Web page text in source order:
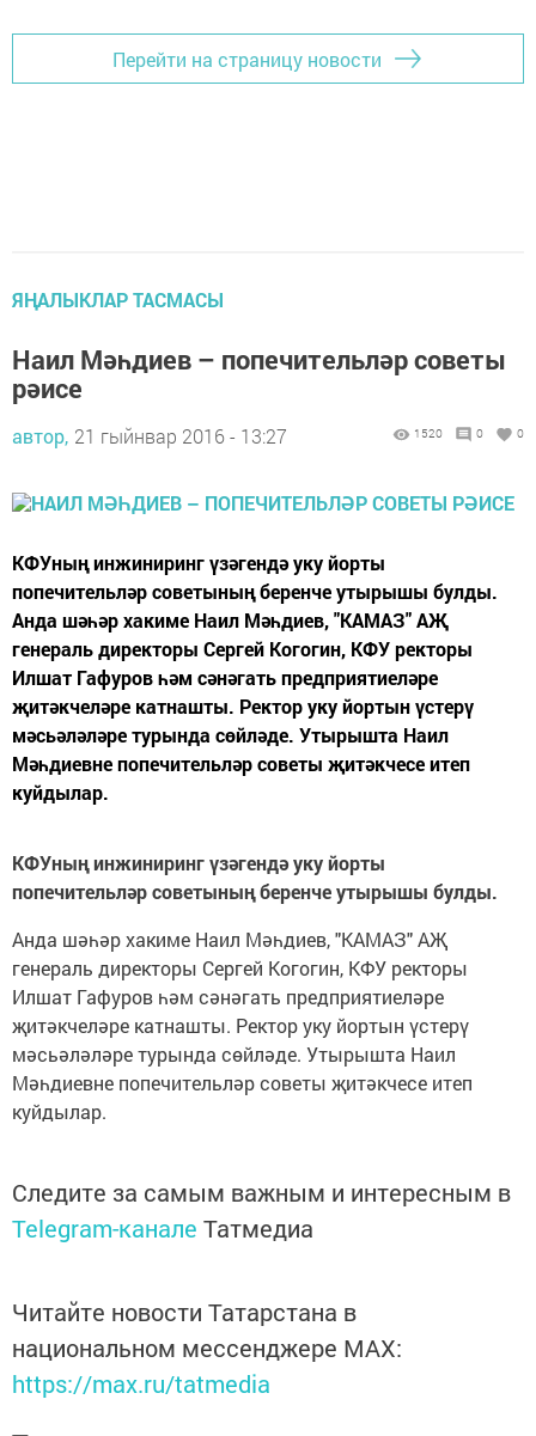
Перейти на страницу новости
ЯҢАЛЫКЛАР ТАСМАСЫ
Наил Мәһдиев – попечительләр советы
рәисе
автор, 21 гыйнвар 2016 - 13:27 1520 0 0
КФУның инжиниринг үзәгендә уку йорты
попечительләр советының беренче утырышы булды.
Анда шәһәр хакиме Наил Мәһдиев, "КАМАЗ" АҖ
генераль директоры Сергей Когогин, КФУ ректоры
Илшат Гафуров һәм сәнәгать предприятиеләре
җитәкчеләре катнашты. Ректор уку йортын үстерү
мәсьәләләре турында сөйләде. Утырышта Наил
Мәһдиевне попечительләр советы җитәкчесе итеп
куйдылар.
КФУның инжиниринг үзәгендә уку йорты
попечительләр советының беренче утырышы булды.
Анда шәһәр хакиме Наил Мәһдиев, "КАМАЗ" АҖ
генераль директоры Сергей Когогин, КФУ ректоры
Илшат Гафуров һәм сәнәгать предприятиеләре
җитәкчеләре катнашты. Ректор уку йортын үстерү
мәсьәләләре турында сөйләде. Утырышта Наил
Мәһдиевне попечительләр советы җитәкчесе итеп
куйдылар.
Следите за самым важным и интересным в
Telegram-канале Татмедиа
Читайте новости Татарстана в
национальном мессенджере MАХ:
https://max.ru/tatmedia